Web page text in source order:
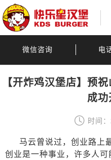
微信咨询 电
【开炸鸡汉堡店】预
成功
时间
马云曾说过，创业路上
创业是一种事业，许多人